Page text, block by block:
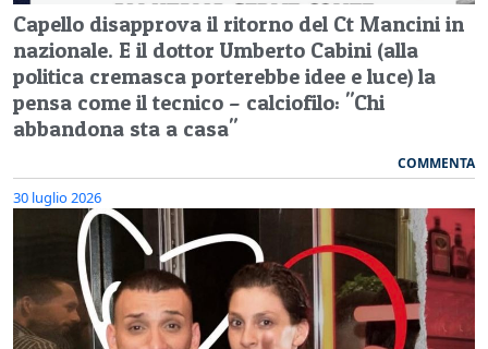
Capello disapprova il ritorno del Ct Mancini in
nazionale. E il dottor Umberto Cabini (alla
politica cremasca porterebbe idee e luce) la
pensa come il tecnico – calciofilo: "Chi
abbandona sta a casa"
COMMENTA
30 luglio 2026